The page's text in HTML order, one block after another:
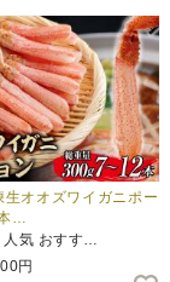
生オオズワイガニポー
…
人気 おすす…
円